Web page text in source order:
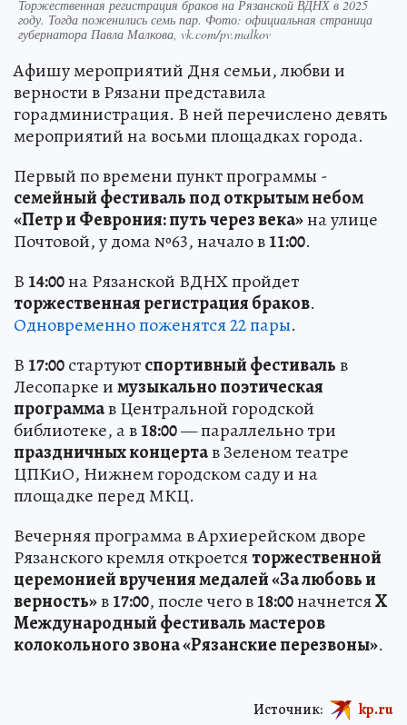
Торжественная регистрация браков на Рязанской ВДНХ в 2025
году. Тогда поженились семь пар. Фото: официальная страница
губернатора Павла Малкова, vk.com/pv.malkov
Афишу мероприятий Дня семьи, любви и
верности в Рязани представила
горадминистрация. В ней перечислено девять
мероприятий на восьми площадках города.
Первый по времени пункт программы -
семейный фестиваль под открытым небом
«Петр и Феврония: путь через века»на улице
Почтовой, у дома №63, начало в11:00.
В14:00на Рязанской ВДНХ пройдет
торжественная регистрация браков.
Одновременно поженятся 22 пары.
В17:00стартуютспортивный фестивальв
Лесопарке имузыкально поэтическая
программав Центральной городской
библиотеке, а в18:00— параллельно три
праздничных концертав Зеленом театре
ЦПКиО, Нижнем городском саду и на
площадке перед МКЦ.
Вечерняя программа в Архиерейском дворе
Рязанского кремля откроетсяторжественной
церемонией вручения медалей «За любовь и
верность»в17:00, после чего в18:00начнетсяX
Международный фестиваль мастеров
колокольного звона «Рязанские перезвоны».
Источник: kp.ru